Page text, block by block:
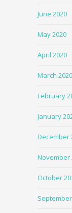
June 2020
May 2020
April 2020
March 2020
February
January
December
November
October